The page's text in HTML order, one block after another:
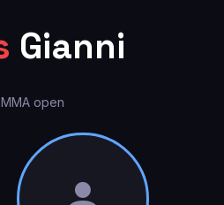
Gianni
MMA open